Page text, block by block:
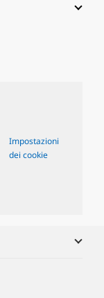
Impostazioni
dei cookie